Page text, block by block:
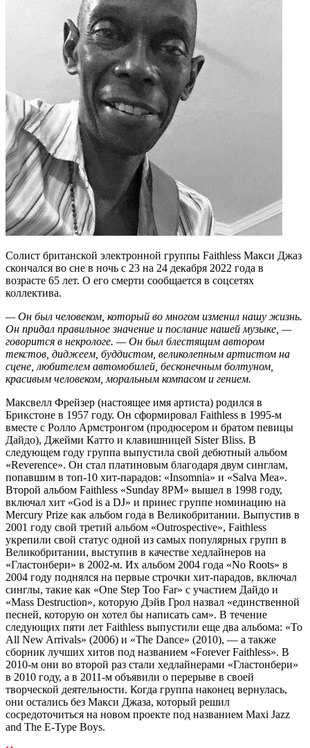
Солист британской электронной группы Faithless Макси Джаз
скончался во сне в ночь с 23 на 24 декабря 2022 года в
возрасте 65 лет. О его смерти сообщается в соцсетях
коллектива.
— Он был человеком, который во многом изменил нашу жизнь.
Он придал правильное значение и послание нашей музыке, —
говорится в некрологе. — Он был блестящим автором
текстов, диджеем, буддистом, великолепным артистом на
сцене, любителем автомобилей, бесконечным болтуном,
красивым человеком, моральным компасом и гением.
Максвелл Фрейзер (настоящее имя артиста) родился в
Брикстоне в 1957 году. Он сформировал Faithless в 1995-м
вместе с Ролло Армстронгом (продюсером и братом певицы
Дайдо), Джейми Катто и клавишницей Sister Bliss. В
следующем году группа выпустила свой дебютный альбом
«Reverence». Он стал платиновым благодаря двум синглам,
попавшим в топ-10 хит-парадов: «Insomnia» и «Salva Mea».
Второй альбом Faithless «Sunday 8PM» вышел в 1998 году,
включал хит «God is a DJ» и принес группе номинацию на
Mercury Prize как альбом года в Великобритании. Выпустив в
2001 году свой третий альбом «Outrospective», Faithless
укрепили свой статус одной из самых популярных групп в
Великобритании, выступив в качестве хедлайнеров на
«Гластонбери» в 2002-м. Их альбом 2004 года «No Roots» в
2004 году поднялся на первые строчки хит-парадов, включал
синглы, такие как «One Step Too Far» с участием Дайдо и
«Mass Destruction», которую Дэйв Грол назвал «единственной
песней, которую он хотел бы написать сам». В течение
следующих пяти лет Faithless выпустили еще два альбома: «To
All New Arrivals» (2006) и «The Dance» (2010), — а также
сборник лучших хитов под названием «Forever Faithless». В
2010-м они во второй раз стали хедлайнерами «Гластонбери»
в 2010 году, а в 2011-м объявили о перерыве в своей
творческой деятельности. Когда группа наконец вернулась,
они остались без Макси Джаза, который решил
сосредоточиться на новом проекте под названием Maxi Jazz
and The E-Type Boys.